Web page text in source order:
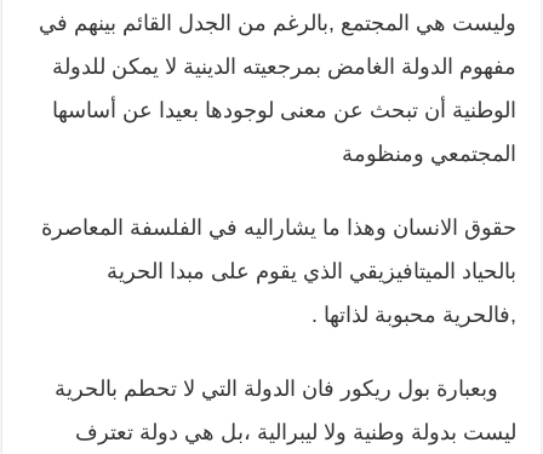
وليست هي المجتمع ,بالرغم من الجدل القائم بينهم في
مفهوم الدولة الغامض بمرجعيته الدينية لا يمكن للدولة
الوطنية أن تبحث عن معنى لوجودها بعيدا عن أساسها
المجتمعي ومنظومة
حقوق الانسان وهذا ما يشاراليه في الفلسفة المعاصرة
بالحياد الميتافيزيقي الذي يقوم على مبدا الحرية
,فالحرية محبوبة لذاتها .
وبعبارة بول ريكور فان الدولة التي لا تحطم بالحرية
ليست بدولة وطنية ولا ليبرالية ،بل هي دولة تعترف